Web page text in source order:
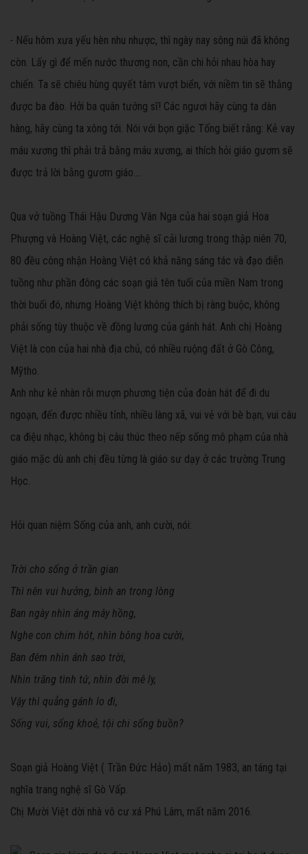
- Nếu hôm xưa yếu hèn nhu nhược, thì ngày nay sông núi đã không
còn. Lấy gì để mến nước thương non, cần chi hỏi nhau hòa hay
chiến. Ta sẽ chiêu hùng quyết tâm vượt biển, với niềm tin sẽ thắng
được ba đào. Hởi ba quân tướng sĩ! Các ngươi hãy cùng ta dàn
hàng, hãy cùng ta xông tới. Nói với bọn giặc Tống biết rằng: Kẻ vay
máu xương thì phải trả bằng máu xương, ai thích hỏi giáo gươm sẽ
được trả lời bằng gươm giáo....
Qua vở tuồng Thái Hậu Dương Vân Nga của hai soạn giả Hoa
Phượng và Hoàng Việt, các nghệ sĩ cải lương trong thập niên 70,
80 đều công nhận Hoàng Việt có khả năng sáng tác và đạo diễn
tuồng như phần đông các soạn giả tên tuổi của miền Nam trong
thời buổi đó, nhưng Hoàng Việt không thích bị ràng buộc, không
phải sống tùy thuộc về đồng lương của gánh hát. Anh chị Hoàng
Việt là con của hai nhà địa chủ, có nhiều ruộng đất ở Gò Công,
Mỹtho.
Anh như kẻ nhàn rỗi mượn phương tiện của đoàn hát để đi du
ngoạn, đến được nhiều tỉnh, nhiều làng xã, vui vẻ với bè bạn, vui câu
ca điệu nhạc, không bị câu thúc theo nếp sống mô phạm của nhà
giáo mặc dù anh chị đều từng là giáo sư dạy ở các trường Trung
Học.
Hỏi quan niệm Sống của anh, anh cười, nói:
Trời cho sống ở trần gian
Thì nên vui hưởng, bình an trong lòng
Ban ngày nhìn áng mây hồng,
Nghe con chim hót, nhìn bông hoa cười,
Ban đêm nhìn ánh sao trời,
Nhìn trăng tình tứ, nhìn đời mê ly,
Vậy thì quẳng gánh lo đi,
Sống vui, sống khoẻ, tội chi sống buồn?
Soạn giả Hoàng Việt ( Trần Đức Hảo) mất năm 1983, an táng tại
nghĩa trang nghệ sĩ Gò Vấp.
Chị Mười Việt dời nhà vô cư xá Phú Lâm, mất năm 2016.